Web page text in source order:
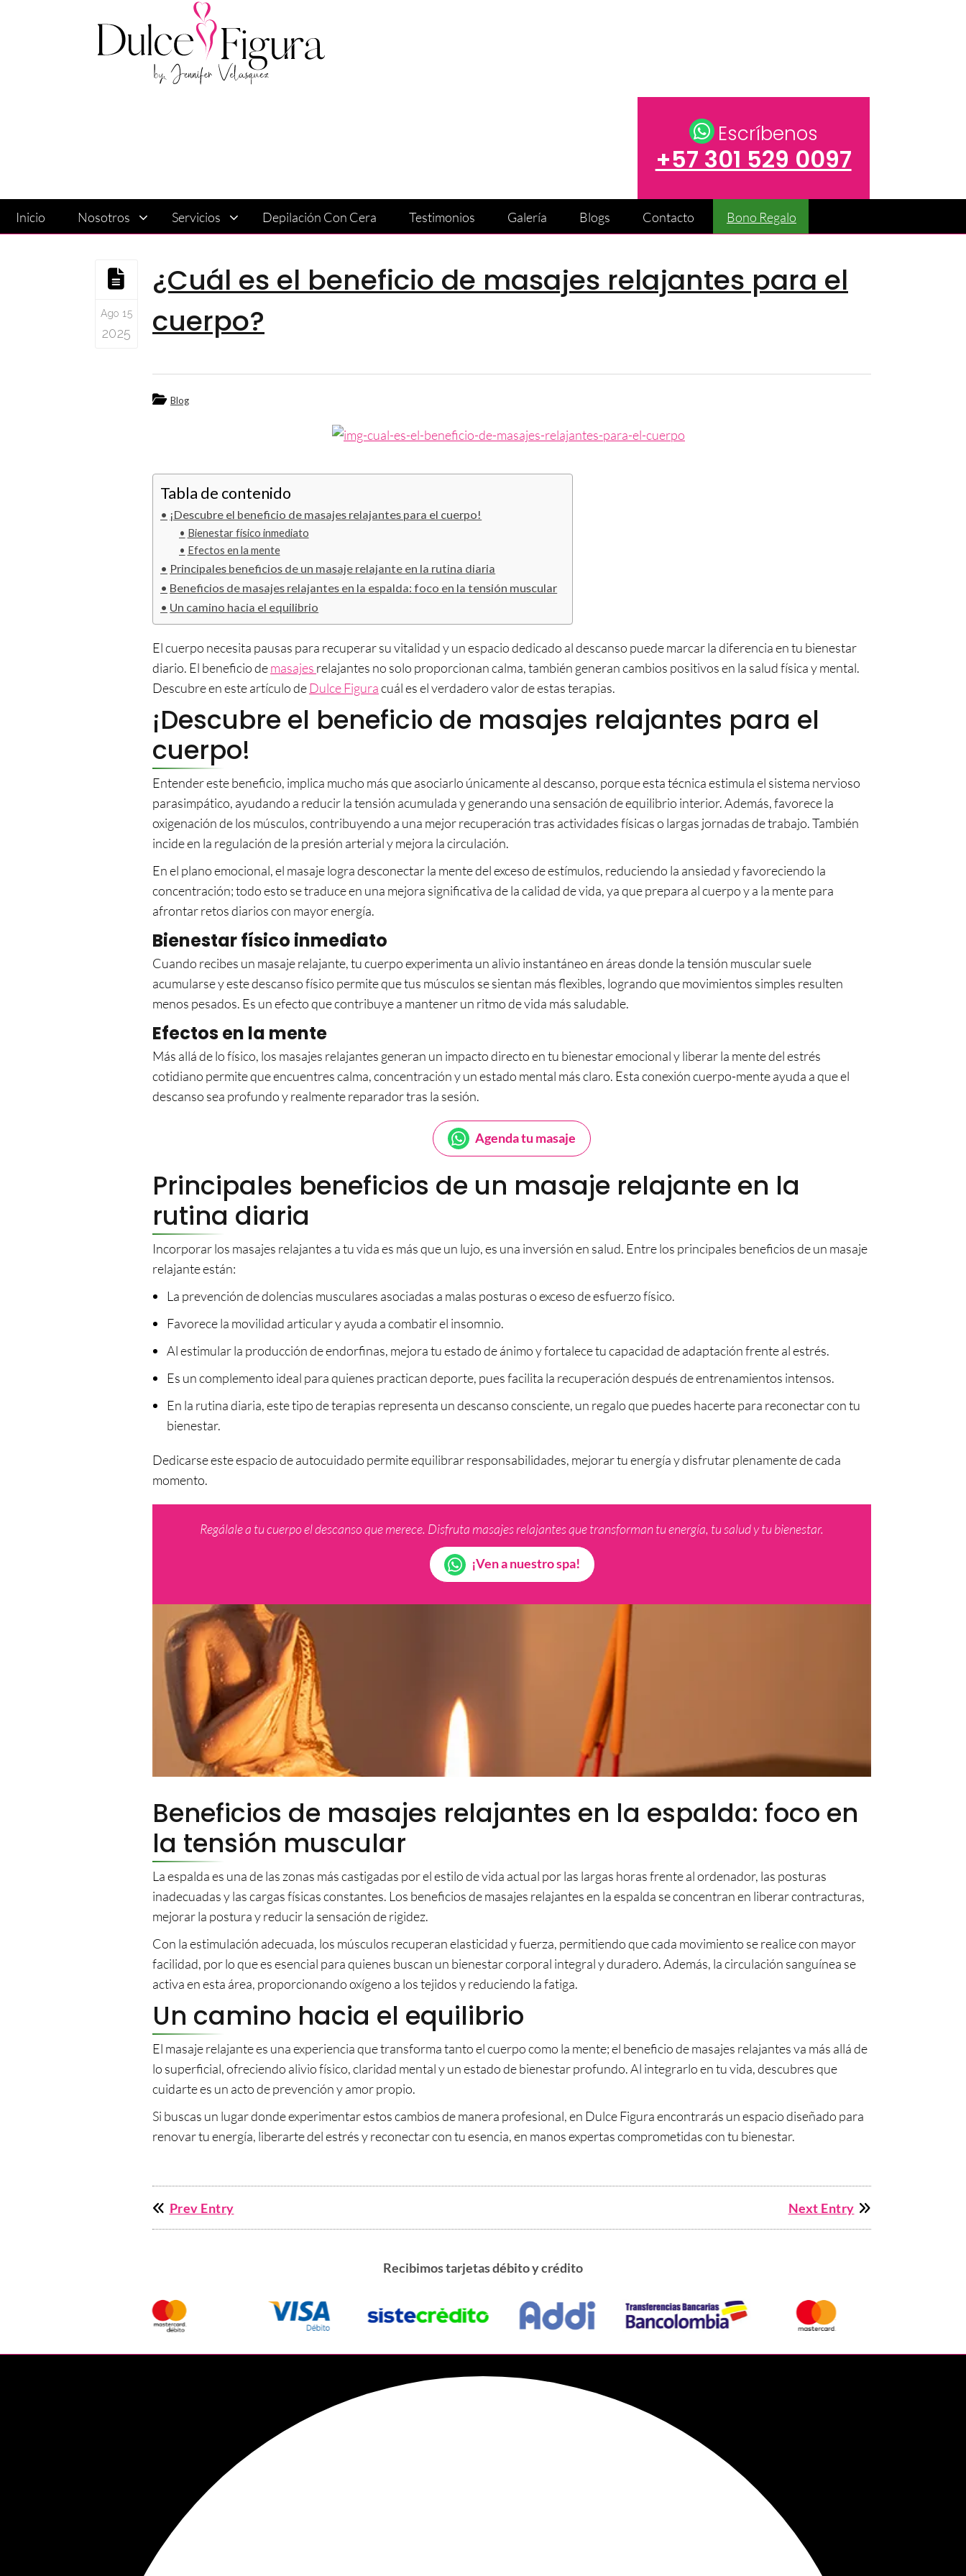
Escríbenos
+57 301 529 0097
Inicio Nosotros Servicios Depilación Con Cera Testimonios Galería Blogs Contacto Bono Regalo
Ago 15
2025
¿Cuál es el beneficio de masajes relajantes para el
cuerpo?
Blog
Tabla de contenido
¡Descubre el beneficio de masajes relajantes para el cuerpo!
Bienestar físico inmediato
Efectos en la mente
Principales beneficios de un masaje relajante en la rutina diaria
Beneficios de masajes relajantes en la espalda: foco en la tensión muscular
Un camino hacia el equilibrio
El cuerpo necesita pausas para recuperar su vitalidad y un espacio dedicado al descanso puede marcar la diferencia en tu bienestar
diario. El beneficio demasajes relajantes no solo proporcionan calma, también generan cambios positivos en la salud física y mental.
Descubre en este artículo deDulce Figuracuál es el verdadero valor de estas terapias.
¡Descubre el beneficio de masajes relajantes para el
cuerpo!
Entender este beneficio, implica mucho más que asociarlo únicamente al descanso, porque esta técnica estimula el sistema nervioso
parasimpático, ayudando a reducir la tensión acumulada y generando una sensación de equilibrio interior. Además, favorece la
oxigenación de los músculos, contribuyendo a una mejor recuperación tras actividades físicas o largas jornadas de trabajo. También
incide en la regulación de la presión arterial y mejora la circulación.
En el plano emocional, el masaje logra desconectar la mente del exceso de estímulos, reduciendo la ansiedad y favoreciendo la
concentración; todo esto se traduce en una mejora significativa de la calidad de vida, ya que prepara al cuerpo y a la mente para
afrontar retos diarios con mayor energía.
Bienestar físico inmediato
Cuando recibes un masaje relajante, tu cuerpo experimenta un alivio instantáneo en áreas donde la tensión muscular suele
acumularse y este descanso físico permite que tus músculos se sientan más flexibles, logrando que movimientos simples resulten
menos pesados. Es un efecto que contribuye a mantener un ritmo de vida más saludable.
Efectos en la mente
Más allá de lo físico, los masajes relajantes generan un impacto directo en tu bienestar emocional y liberar la mente del estrés
cotidiano permite que encuentres calma, concentración y un estado mental más claro. Esta conexión cuerpo-mente ayuda a que el
descanso sea profundo y realmente reparador tras la sesión.
Agenda tu masaje
Principales beneficios de un masaje relajante en la
rutina diaria
Incorporar los masajes relajantes a tu vida es más que un lujo, es una inversión en salud. Entre los principales beneficios de un masaje
relajante están:
La prevención de dolencias musculares asociadas a malas posturas o exceso de esfuerzo físico.
Favorece la movilidad articular y ayuda a combatir el insomnio.
Al estimular la producción de endorfinas, mejora tu estado de ánimo y fortalece tu capacidad de adaptación frente al estrés.
Es un complemento ideal para quienes practican deporte, pues facilita la recuperación después de entrenamientos intensos.
En la rutina diaria, este tipo de terapias representa un descanso consciente, un regalo que puedes hacerte para reconectar con tu
bienestar.
Dedicarse este espacio de autocuidado permite equilibrar responsabilidades, mejorar tu energía y disfrutar plenamente de cada
momento.
Regálale a tu cuerpo el descanso que merece. Disfruta masajes relajantes que transforman tu energía, tu salud y tu bienestar.
¡Ven a nuestro spa!
Beneficios de masajes relajantes en la espalda: foco en
la tensión muscular
La espalda es una de las zonas más castigadas por el estilo de vida actual por las largas horas frente al ordenador, las posturas
inadecuadas y las cargas físicas constantes. Los beneficios de masajes relajantes en la espalda se concentran en liberar contracturas,
mejorar la postura y reducir la sensación de rigidez.
Con la estimulación adecuada, los músculos recuperan elasticidad y fuerza, permitiendo que cada movimiento se realice con mayor
facilidad, por lo que es esencial para quienes buscan un bienestar corporal integral y duradero. Además, la circulación sanguínea se
activa en esta área, proporcionando oxígeno a los tejidos y reduciendo la fatiga.
Un camino hacia el equilibrio
El masaje relajante es una experiencia que transforma tanto el cuerpo como la mente; el beneficio de masajes relajantes va más allá de
lo superficial, ofreciendo alivio físico, claridad mental y un estado de bienestar profundo. Al integrarlo en tu vida, descubres que
cuidarte es un acto de prevención y amor propio.
Si buscas un lugar donde experimentar estos cambios de manera profesional, en Dulce Figura encontrarás un espacio diseñado para
renovar tu energía, liberarte del estrés y reconectar con tu esencia, en manos expertas comprometidas con tu bienestar.
Prev Entry Next Entry
Recibimos tarjetas débito y crédito